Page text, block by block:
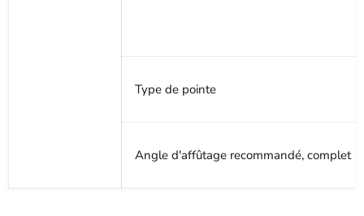
Type de pointe
Angle d'affûtage recommandé, complet